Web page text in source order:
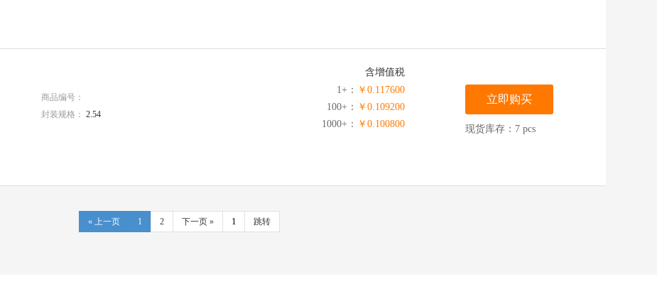
商品编号：
封装规格： 2.54
含增值税
1+： ￥0.117600
100+： ￥0.109200
1000+： ￥0.100800
立即购买
现货库存：7 pcs
« 上一页 1 2 下一页 » 跳转